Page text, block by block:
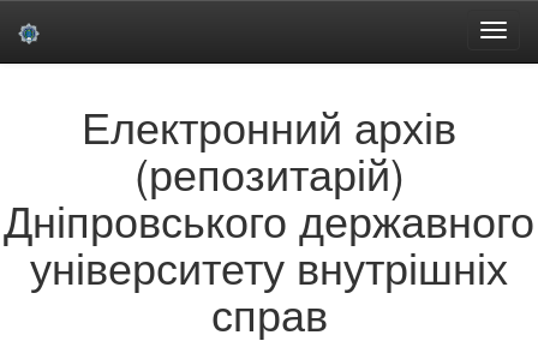
Електронний архів
(репозитарій)
Дніпровського державного
університету внутрішніх
справ